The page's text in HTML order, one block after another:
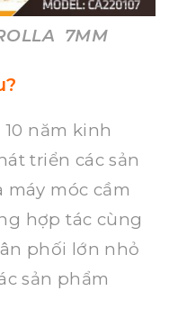
7MM
năm kinh
triển các sản
móc cầm
hợp tác cùng
phối lớn nhỏ
sản phẩm